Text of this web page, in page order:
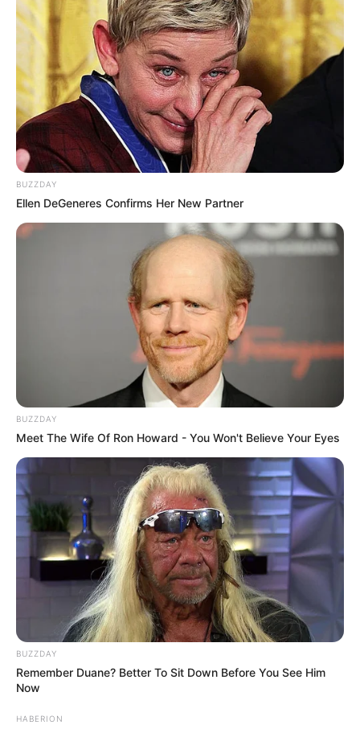
BUZZDAY
Ellen DeGeneres Confirms Her New Partner
BUZZDAY
Meet The Wife Of Ron Howard - You Won't Believe Your Eyes
BUZZDAY
Remember Duane? Better To Sit Down Before You See Him
Now
HABERION